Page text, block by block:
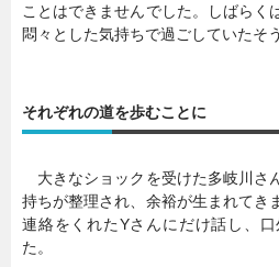
ことはできませんでした。しばらく
悶々とした気持ちで過ごしていたそ
それぞれの道を歩むことに
大きなショックを受けた多岐川さ
持ちが整理され、余裕が生まれてき
連絡をくれたYさんにだけ話し、
た。